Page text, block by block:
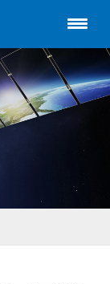
关于星展
动中通系列